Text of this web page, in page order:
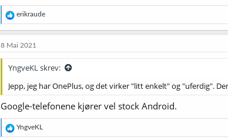
R
e
a
k
j
o
e
:
erikraude
8 Mai 2021
YngveKL skrev:
Jepp, jeg har OnePlus, og det virker "litt enkelt" og "uferdig".
Google-telefonene kjører vel stock Android.
R
e
YngveKL